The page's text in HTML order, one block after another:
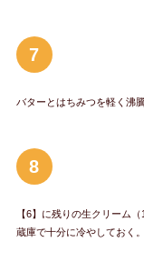
7
バターとはちみつを軽く沸
8
【6】に残りの生クリーム
蔵庫で十分に冷やしておく。